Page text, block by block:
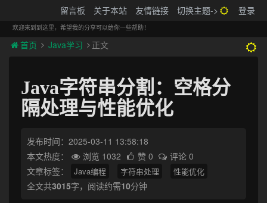
留言板 关于本站 友情链接 切换主题-> 登录
欢迎来到到这里，希望我的分享可以给你一些帮助！
首页 Java学习 正文
Java字符串分割：空格分
隔处理与性能优化
发布时间：2025-03-11 13:58:18
本文热度：
浏览 1032 赞 0
评论 0
文章标签：
Java编程 字符串处理 性能优化
全文共3015字，阅读约需10分钟